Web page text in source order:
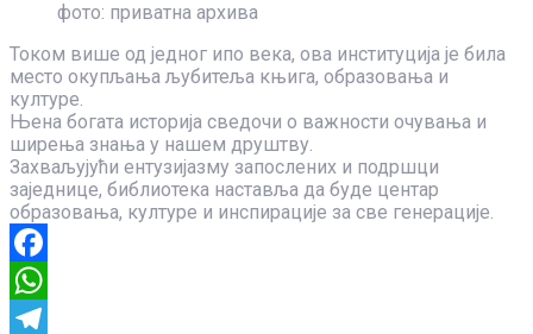
фото: приватна архива
Током више од једног ипо века, ова институција је била
место окупљања љубитеља књига, образовања и
културе.
Њена богата историја сведочи о важности очувања и
ширења знања у нашем друштву.
Захваљујући ентузијазму запослених и подршци
заједнице, библиотека наставља да буде центар
образовања, културе и инспирације за све генерације.
Facebook
WhatsApp